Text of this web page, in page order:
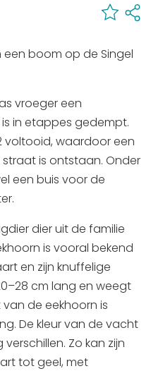
een boom op de Singel
vroeger een
in etappes gedempt.
voltooid, waardoor een
is ontstaan. Onder
een buis voor de
dier uit de familie
is vooral bekend
en zijn knuffelige
cm lang en weegt
de eekhoorn is
De kleur van de vacht
Zo kan zijn
tot geel, met